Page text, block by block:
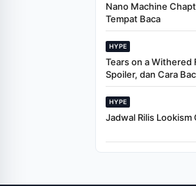
Nano Machine
Tempat Baca
HYPE
Tears on a Withered
Spoiler, dan Cara
HYPE
Jadwal Rilis